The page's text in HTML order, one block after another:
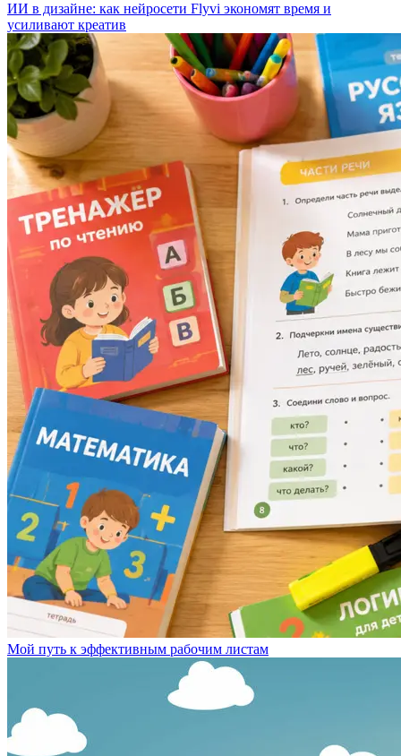
ИИ в дизайне: как нейросети Flyvi экономят время и
усиливают креатив
Мой путь к эффективным рабочим листам